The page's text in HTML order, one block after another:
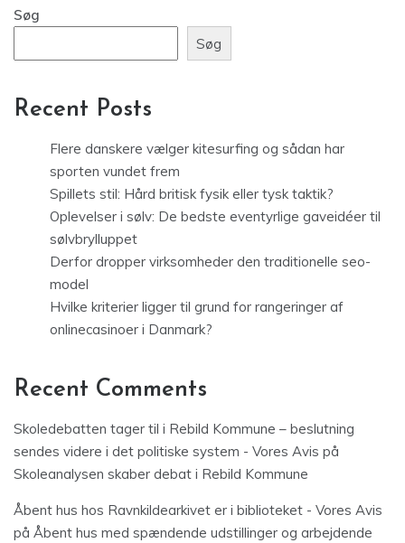
Søg
Søg
Recent Posts
Flere danskere vælger kitesurfing og sådan har
sporten vundet frem
Spillets stil: Hård britisk fysik eller tysk taktik?
Oplevelser i sølv: De bedste eventyrlige gaveidéer til
sølvbrylluppet
Derfor dropper virksomheder den traditionelle seo-
model
Hvilke kriterier ligger til grund for rangeringer af
onlinecasinoer i Danmark?
Recent Comments
Skoledebatten tager til i Rebild Kommune – beslutning
sendes videre i det politiske system - Vores Avis på
Skoleanalysen skaber debat i Rebild Kommune
Åbent hus hos Ravnkildearkivet er i biblioteket - Vores Avis
på Åbent hus med spændende udstillinger og arbejdende